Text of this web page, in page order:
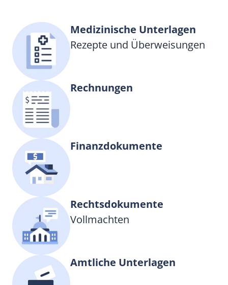
Medizinische Unterlagen
Rezepte und Überweisungen
Rechnungen
Finanzdokumente
Rechtsdokumente
Vollmachten
Amtliche Unterlagen